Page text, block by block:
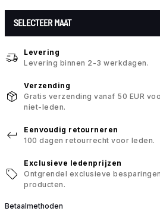
SELECTEER MAAT
Levering
Levering binnen 2-3 werkdagen.
Verzending
Gratis verzending vanaf 50 EUR
niet-leden.
Eenvoudig retourneren
100 dagen retourrecht voor leden.
Exclusieve ledenprijzen
Ontgrendel exclusieve
producten.
Betaalmethoden